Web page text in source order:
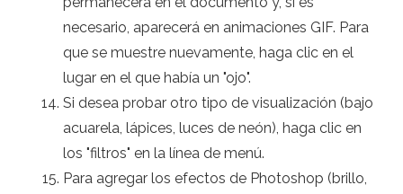
necesario, aparecerá en animaciones GIF. Para
que se muestre nuevamente, haga clic en el
lugar en el que había un "ojo".
Si desea probar otro tipo de visualización (bajo
acuarela, lápices, luces de neón), haga clic en
los "filtros" en la línea de menú.
Para agregar los efectos de Photoshop (brillo,